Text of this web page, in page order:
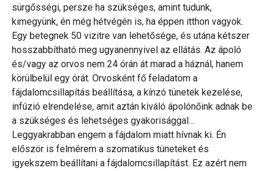
sürgősségi, persze ha szükséges, amint tudunk,
kimegyünk, én még hétvégén is, ha éppen itthon vagyok.
Egy betegnek 50 vizitre van lehetősége, és utána kétszer
hosszabbítható meg ugyanennyivel az ellátás. Az ápoló
és/vagy az orvos nem 24 órán át marad a háznál, hanem
körülbelül egy órát. Orvosként fő feladatom a
fájdalomcsillapítás beállítása, a kínzó tünetek kezelése,
infúzió elrendelése, amit aztán kiváló ápolónőink adnak be
a szükséges és lehetséges gyakorisággal…
Leggyakrabban engem a fájdalom miatt hívnak ki. Én
először is felmérem a szomatikus tüneteket és
igyekszem beállítani a fájdalomcsillapítást. Ez azért nem